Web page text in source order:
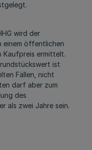
wird der
einem öffentlichen
Kaufpreis ermittelt.
ist
Fällen, nicht
darf aber zum
des
als zwei Jahre sein.